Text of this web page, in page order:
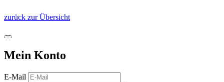
zurück zur Übersicht
Mein Konto
E-Mail